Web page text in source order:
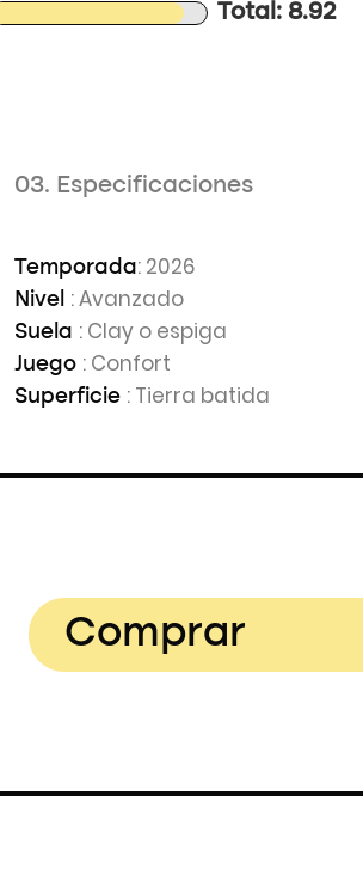
Total: 8.92
03. Especificaciones
Temporada: 2026
Nivel : Avanzado
Suela : Clay o espiga
Juego : Confort
Superficie : Tierra batida
Comprar